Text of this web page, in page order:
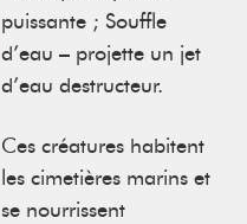
puissante ; Souffle
d’eau – projette un jet
d’eau destructeur.
Ces créatures habitent
les cimetières marins et
se nourrissent